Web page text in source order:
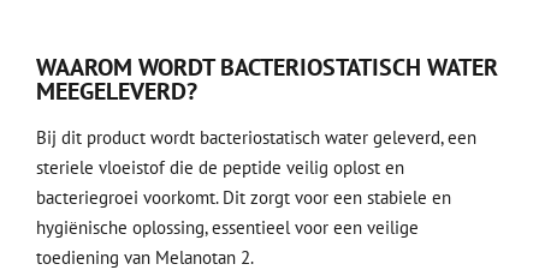
WAAROM WORDT BACTERIOSTATISCH WATER
MEEGELEVERD?
Bij dit product wordt bacteriostatisch water geleverd, een
steriele vloeistof die de peptide veilig oplost en
bacteriegroei voorkomt. Dit zorgt voor een stabiele en
hygiënische oplossing, essentieel voor een veilige
toediening van Melanotan 2.